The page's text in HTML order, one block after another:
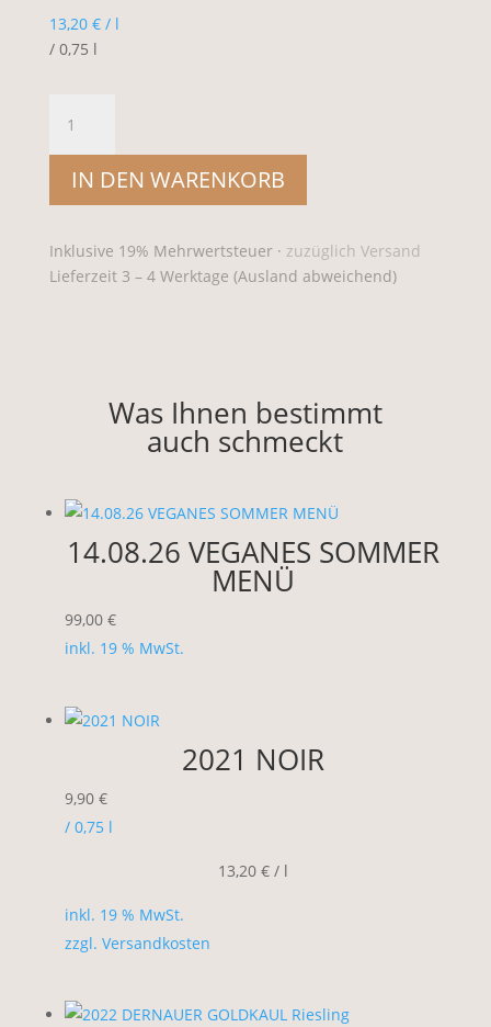
13,20 €/ l
/ 0,75 l
NOIR
Menge
IN DEN WARENKORB
Inklusive 19% Mehrwertsteuer · zuzüglich Versand
Lieferzeit 3 – 4 Werktage (Ausland abweichend)
Was Ihnen bestimmt
auch schmeckt
14.08.26 VEGANES SOMMER
MENÜ
99,00 €
inkl. 19 % MwSt.
2021 NOIR
9,90 €
/ 0,75 l
13,20 €/ l
inkl. 19 % MwSt.
zzgl. Versandkosten